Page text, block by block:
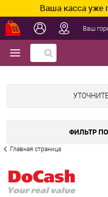
Ваша касса уже
Ваш
ФИЛЬТР
Главная страница